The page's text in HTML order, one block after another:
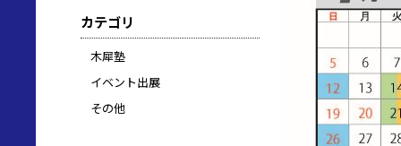
カテゴリ
木犀塾
イベント出展
その他